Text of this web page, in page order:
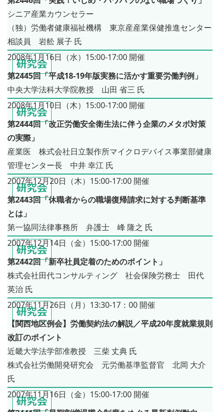
シニア産業カウンセラー
（独）労働者健康福祉機構 東京産産業保健推進センター
相談員 岩舩 展子 氏
2008年1月16日（水）15:00-17:00 開催
第2445回「平成18-19年版実務に活かす重要労働判例」
中央大学法科大学院教授 山田 省三 氏
2008年1月10日（木）15:00-17:00 開催
第2444回「改正労働安全衛生法に伴う企業のメタボ対策
の実際」
産業医 株式会社日立製作所マイクロデバイス事業部健康
管理センター長 中井 幸江 氏
2007年12月20日（木）15:00-17:00 開催
第2443回「休職者からの職場復帰請求に対する判断基準
とは」
第一協同法律事務所 弁護士 峰 隆之 氏
2007年12月14日（金）15:00-17:00 開催
第2442回「新卒社員定着のためのポイント」
株式会社田代コンサルティング 社会保険労務士 田代
英治 氏
2007年11月26日（月）13:30-17：00 開催
【関西地区例会】労働契約法の解説／平成20年度就業規則
改訂のポイント
近畿大学法学部准教授 三柴 丈典 氏
株式会社労働開発研究会 元労働基準監督官 北岡 大介
氏
2007年11月16日（金）15:00-17:00 開催